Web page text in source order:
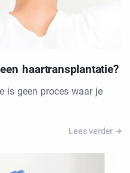
haartransplantatie?
is geen proces waar je
Lees verder